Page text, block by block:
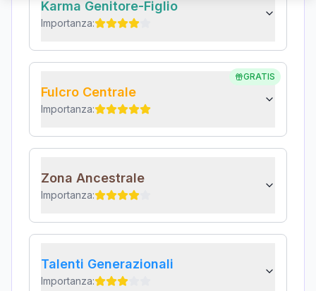
Karma Genitore-Figlio
Importanza:
GRATIS
Fulcro Centrale
Importanza:
Zona Ancestrale
Importanza:
Talenti Generazionali
Importanza: